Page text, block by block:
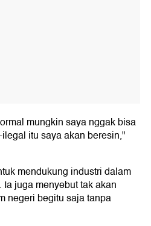
mungkin saya nggak bisa
itu saya akan beresin,"
mendukung industri dalam
juga menyebut tak akan
negeri begitu saja tanpa